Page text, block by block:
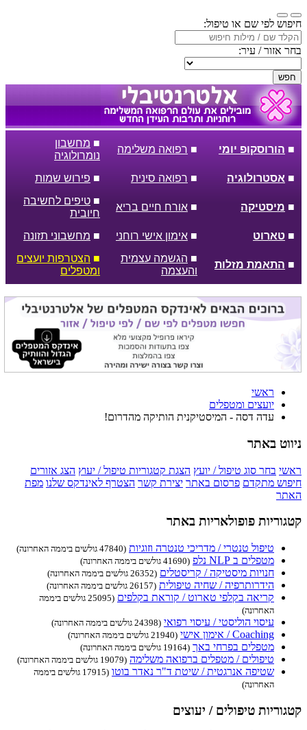
חיפוש לפי שם או טיפול:
בחר אזור / עיר:
חפש
■ הורוסקופ יומי ■ רפואה משלימה
■ מחשבון
נומרולוגיה
■ אסטרולוגיה ■ רפואה סינית ■ פירוש שמות
■ מיסטיקה ■ אורח חיים בריא
■ טיפים לחשיבה
חיובית
■ טארוט ■ אימון אישי רוחני ■ מחשבוני תזונה
■ התאמת מזלות
■ הגשמה עצמית
והעצמה
■ הצטרפות יועצים
ומטפלים
ראשי
יועצים ומטפלים
עדה דסה - המיסטיקנית הותיקה מהדרום!
ניווט באתר
ראשי בחר סוג טיפול / יועץ הצגת קטגוריות טיפול / יעוץ הצג אזורים
חיפוש מתקדם פרסום באתר יצירת קשר הצטרף לאינדקס שלנו מפת
האתר
קטגוריות פופולאריות באתר
טיפול טנטרי / מדריכי טנטרה וזוגיות (47840 גולשים ביממה האחרונה)
מטפלים ב NLP נלפ (41690 גולשים ביממה האחרונה)
חנויות מיסטיקה / קריסטלים (26352 גולשים ביממה האחרונה)
הידרותרפיה / שחיה טיפולית (26157 גולשים ביממה האחרונה)
קריאה בקלפי טארוט / קוראת בקלפים
(25095 גולשים ביממה
האחרונה)
עיסוי הוליסטי / עיסוי רפואי (24398 גולשים ביממה האחרונה)
Coaching / אימון אישי (21940 גולשים ביממה האחרונה)
מטפלים בפרחי באך (19164 גולשים ביממה האחרונה)
טיפולים / מטפלים ברפואה משלימה (19079 גולשים ביממה האחרונה)
שטיפה אנרגטית / שיטת ד"ר נאדר בוטו
(17915 גולשים ביממה
האחרונה)
קטגוריות טיפולים / יעוצים